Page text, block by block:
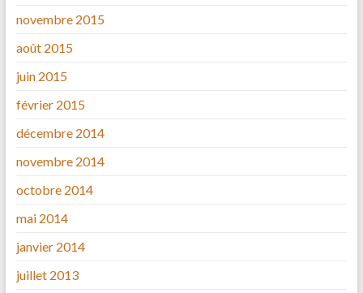
novembre 2015
août 2015
juin 2015
février 2015
décembre 2014
novembre 2014
octobre 2014
mai 2014
janvier 2014
juillet 2013